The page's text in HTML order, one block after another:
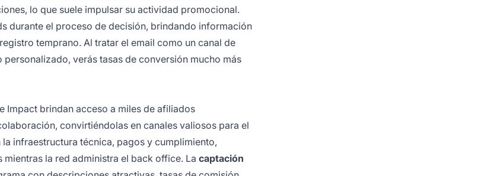
lo que suele impulsar su actividad promocional.
durante el proceso de decisión, brindando información
temprano. Al tratar el email como un canal de
verás tasas de conversión mucho más
Impact brindan acceso a miles de afiliados
convirtiéndolas en canales valiosos para el
infraestructura técnica, pagos y cumplimiento,
la red administra el back office. La captación